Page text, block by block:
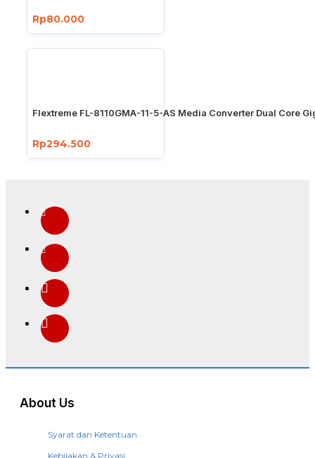
Rp80.000
Flextreme FL-8110GMA-11-5-AS Media Converter Dual Core
Rp294.500
About Us
Syarat dan Ketentuan
Kebijakan & Privasi